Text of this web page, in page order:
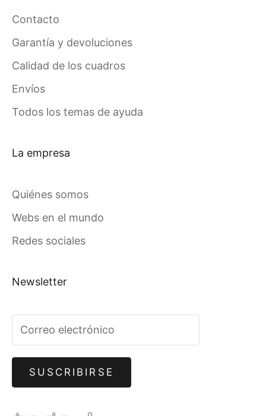
Contacto
Garantía y devoluciones
Calidad de los cuadros
Envíos
Todos los temas de ayuda
La empresa
Quiénes somos
Webs en el mundo
Redes sociales
Newsletter
SUSCRIBIRSE